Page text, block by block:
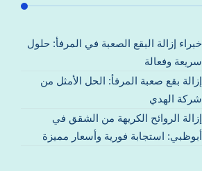
خبراء إزالة البقع الصعبة في المرفأ: حلول
سريعة وفعالة
إزالة بقع صعبة المرفأ: الحل الأمثل من
شركة الهدي
إزالة الروائح الكريهة من الشقق في
أبوظبي: استجابة فورية وأسعار مميزة